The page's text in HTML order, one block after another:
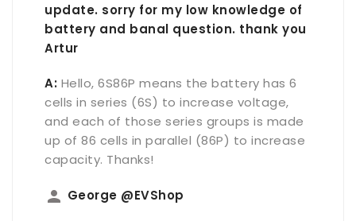
update. sorry for my low knowledge of
battery and banal question. thank you
Artur
A: Hello, 6S86P means the battery has 6
cells in series (6S) to increase voltage,
and each of those series groups is made
up of 86 cells in parallel (86P) to increase
capacity. Thanks!
person George @EVShop